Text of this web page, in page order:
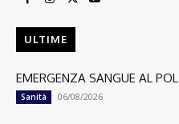
ULTIME
EMERGENZA SANGUE AL
Sanità 06/08/2026